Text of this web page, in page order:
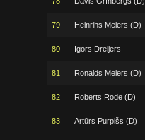
79 Heinrihs Meiers (D)
80 Igors Dreijers
81 Ronalds Meiers (D)
82 Roberts Rode (D)
83 Artūrs Purpišs (D)